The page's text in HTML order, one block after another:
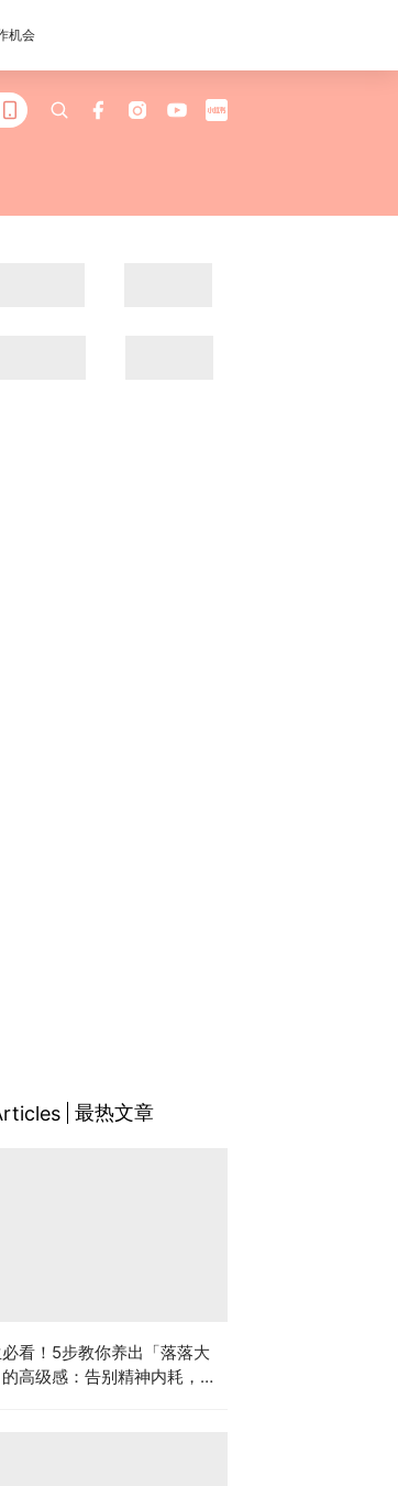
机会
最热文章
看！5步教你养出「落落大
高级感：告别精神内耗，做